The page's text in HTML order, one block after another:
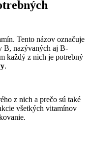
Tento názov označuje
B, nazývaných aj B-
každý z nich je potrebný
.
z nich a prečo sú také
všetkých vitamínov